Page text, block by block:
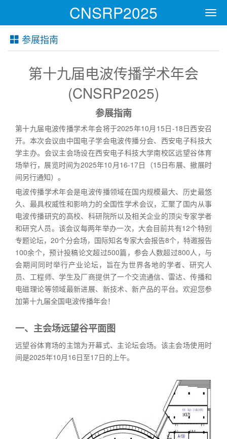
CNSRP2025
参展指南
第十九届电波传播学术年会
(CNSRP2025)
参展指南
第十九届电波传播学术年会将于2025年10月15日-18日西安召
开。本次会议由中国电子学会电波传播分会、西安电子科技大
学主办。会议主会场设在西安电子科技大学南校区远望谷体育
场举行，展览时间为2025年10月16-17日（15日布展、撤展时
间另行通知）。
电波传播学术年会是电波传播领域在国内规模最大、历史最悠
久、最具权威性和影响力的全国性学术会议，汇聚了国内从事
电波传播研究的高校、科研院所以及相关企业的顶尖专家学者
和研究人员。该会议每两年举办一次，大会目前共有12个特别
专题论坛，20个分会场，国际知名专家大会报告8个，特邀报告
100余个，预计投稿论文超过500篇，参会人数超过800人，与
会期间同时举行产业论坛，旨在为世界各地的学者、研究人
员、工程师、学生及厂商提供了一个交流通信、雷达、传播和
电磁理论等领域最新进展、新技术、新产品的平台。欢迎您参
加第十九届全国电波传播年会！
一、 主会场远望谷平面图
远望谷体育场的主馆为开幕式、主论坛会场。该主会场使用时
间是2025年10月16日至17日的上午。